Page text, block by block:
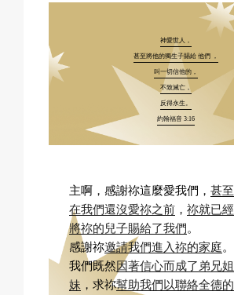
神愛世人，
甚至將他的獨生子賜給 他們 ，
叫一切信他的，
不致滅亡，
反得永生。
約翰福音 3:16
主啊，感謝祢這麼愛我們， 甚至
在我們還沒愛祢之前， 祢就已經
將祢的兒子賜給了我們。
感謝祢邀請我們進入祢的家庭。
我們既然因著信心而成了弟兄姐
妹 ，求祢幫助我們以聯絡全德的